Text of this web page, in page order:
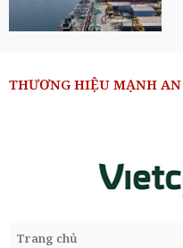
THƯƠNG HIỆU MẠNH
Trang chủ